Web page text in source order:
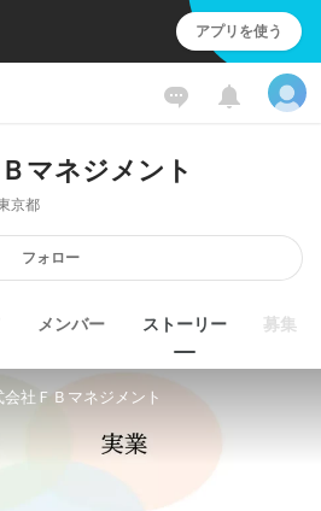
アプリを使う
マネジメント
京都
フォロー
メンバー ストーリー 募集
会社ＦＢマネジメント